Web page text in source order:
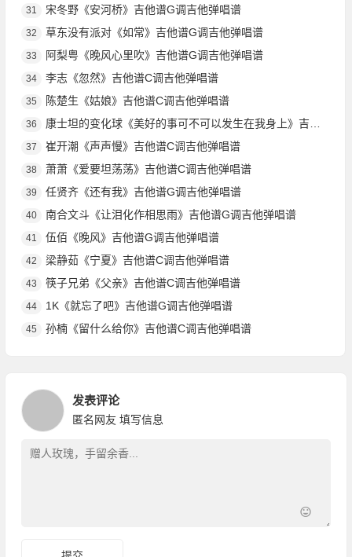
31 宋冬野《安河桥》吉他谱G调吉他弹唱谱
32 草东没有派对《如常》吉他谱G调吉他弹唱谱
33 阿梨粤《晚风心里吹》吉他谱G调吉他弹唱谱
34 李志《忽然》吉他谱C调吉他弹唱谱
35 陈楚生《姑娘》吉他谱C调吉他弹唱谱
36 康士坦的变化球《美好的事可不可以发生在我身上》吉他谱G调吉他弹唱谱
37 崔开潮《声声慢》吉他谱C调吉他弹唱谱
38 萧萧《爱要坦荡荡》吉他谱C调吉他弹唱谱
39 任贤齐《还有我》吉他谱G调吉他弹唱谱
40 南合文斗《让泪化作相思雨》吉他谱G调吉他弹唱谱
41 伍佰《晚风》吉他谱G调吉他弹唱谱
42 梁静茹《宁夏》吉他谱C调吉他弹唱谱
43 筷子兄弟《父亲》吉他谱C调吉他弹唱谱
44 1K《就忘了吧》吉他谱G调吉他弹唱谱
45 孙楠《留什么给你》吉他谱C调吉他弹唱谱
发表评论
匿名网友 填写信息